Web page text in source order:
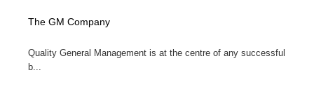
The GM Company
Quality General Management is at the centre of any successful
b...